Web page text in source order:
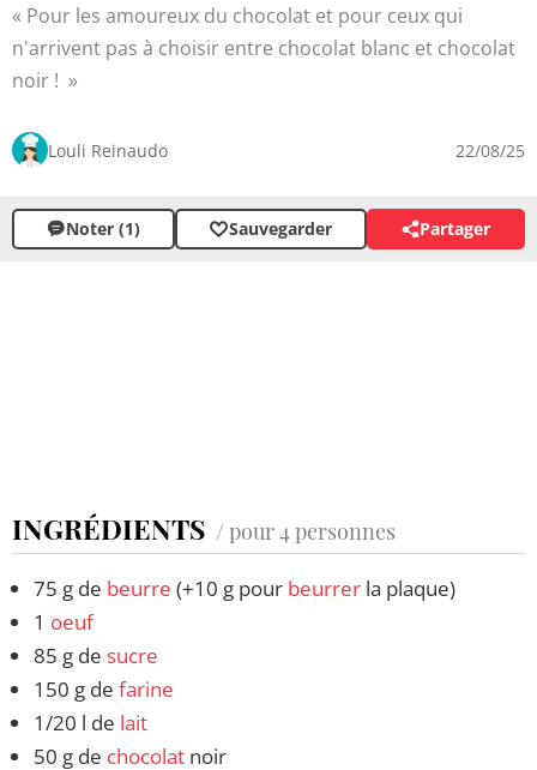
Pour les amoureux du chocolat et pour ceux qui
n'arrivent pas à choisir entre chocolat blanc et chocolat
noir !
Louli Reinaudo 22/08/25
Noter (1) Sauvegarder Partager
INGRÉDIENTS / pour 4 personnes
75 g de beurre (+10 g pour beurrer la plaque)
1 oeuf
85 g de sucre
150 g de farine
1/20 l de lait
50 g de chocolat noir